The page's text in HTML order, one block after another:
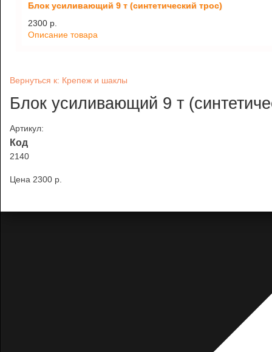
Блок усиливающий 9 т (синтетический трос)
2300 p.
Описание товара
Вернуться к: Крепеж и шаклы
Блок усиливающий 9 т
Артикул:
Код
2140
Цена 2300 p.